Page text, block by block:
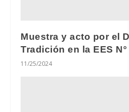
Muestra y acto por el
Tradición en la EES
11/25/2024